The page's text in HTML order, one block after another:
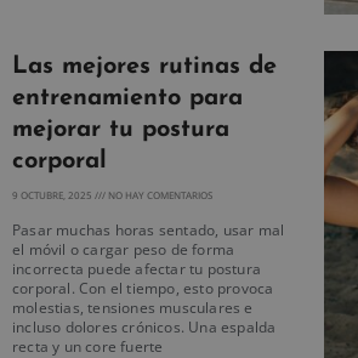
Las mejores rutinas de
entrenamiento para
mejorar tu postura
corporal
9 OCTUBRE, 2025 NO HAY COMENTARIOS
Pasar muchas horas sentado, usar mal
el móvil o cargar peso de forma
incorrecta puede afectar tu postura
corporal. Con el tiempo, esto provoca
molestias, tensiones musculares e
incluso dolores crónicos. Una espalda
recta y un core fuerte